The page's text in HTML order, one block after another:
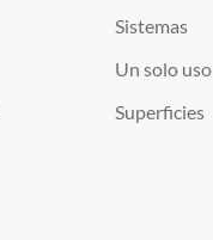
Sistemas
Un solo uso
Superficies